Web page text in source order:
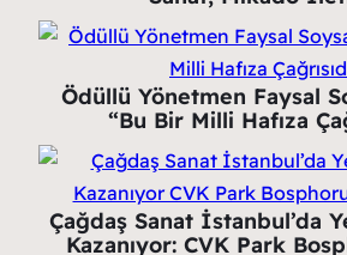
Ödüllü Yönetmen Faysal
“Bu Bir Milli Hafıza
Çağdaş Sanat İstanbul’da
Kazanıyor: CVK Park